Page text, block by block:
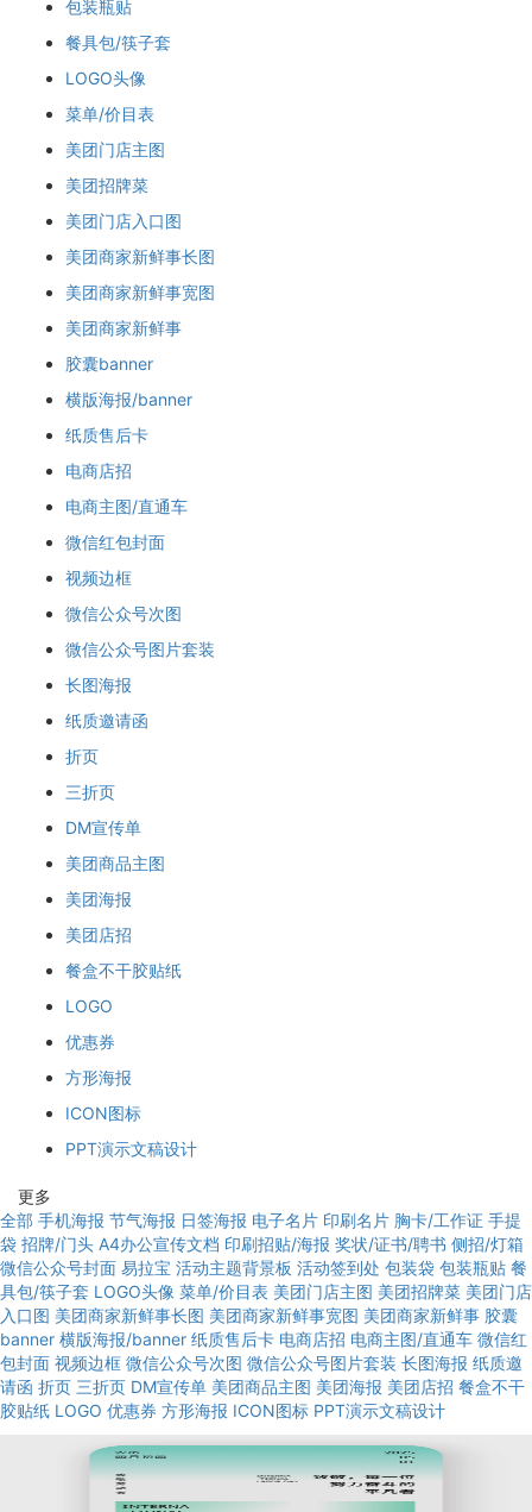
包装瓶贴
餐具包/筷子套
LOGO头像
菜单/价目表
美团门店主图
美团招牌菜
美团门店入口图
美团商家新鲜事长图
美团商家新鲜事宽图
美团商家新鲜事
胶囊banner
横版海报/banner
纸质售后卡
电商店招
电商主图/直通车
微信红包封面
视频边框
微信公众号次图
微信公众号图片套装
长图海报
纸质邀请函
折页
三折页
DM宣传单
美团商品主图
美团海报
美团店招
餐盒不干胶贴纸
LOGO
优惠券
方形海报
ICON图标
PPT演示文稿设计
更多
全部 手机海报 节气海报 日签海报 电子名片 印刷名片 胸卡/工作证 手提
袋 招牌/门头 A4办公宣传文档 印刷招贴/海报 奖状/证书/聘书 侧招/灯箱
微信公众号封面 易拉宝 活动主题背景板 活动签到处 包装袋 包装瓶贴 餐
具包/筷子套 LOGO头像 菜单/价目表 美团门店主图 美团招牌菜 美团门店
入口图 美团商家新鲜事长图 美团商家新鲜事宽图 美团商家新鲜事 胶囊
banner 横版海报/banner 纸质售后卡 电商店招 电商主图/直通车 微信红
包封面 视频边框 微信公众号次图 微信公众号图片套装 长图海报 纸质邀
请函 折页 三折页 DM宣传单 美团商品主图 美团海报 美团店招 餐盒不干
胶贴纸 LOGO 优惠券 方形海报 ICON图标 PPT演示文稿设计